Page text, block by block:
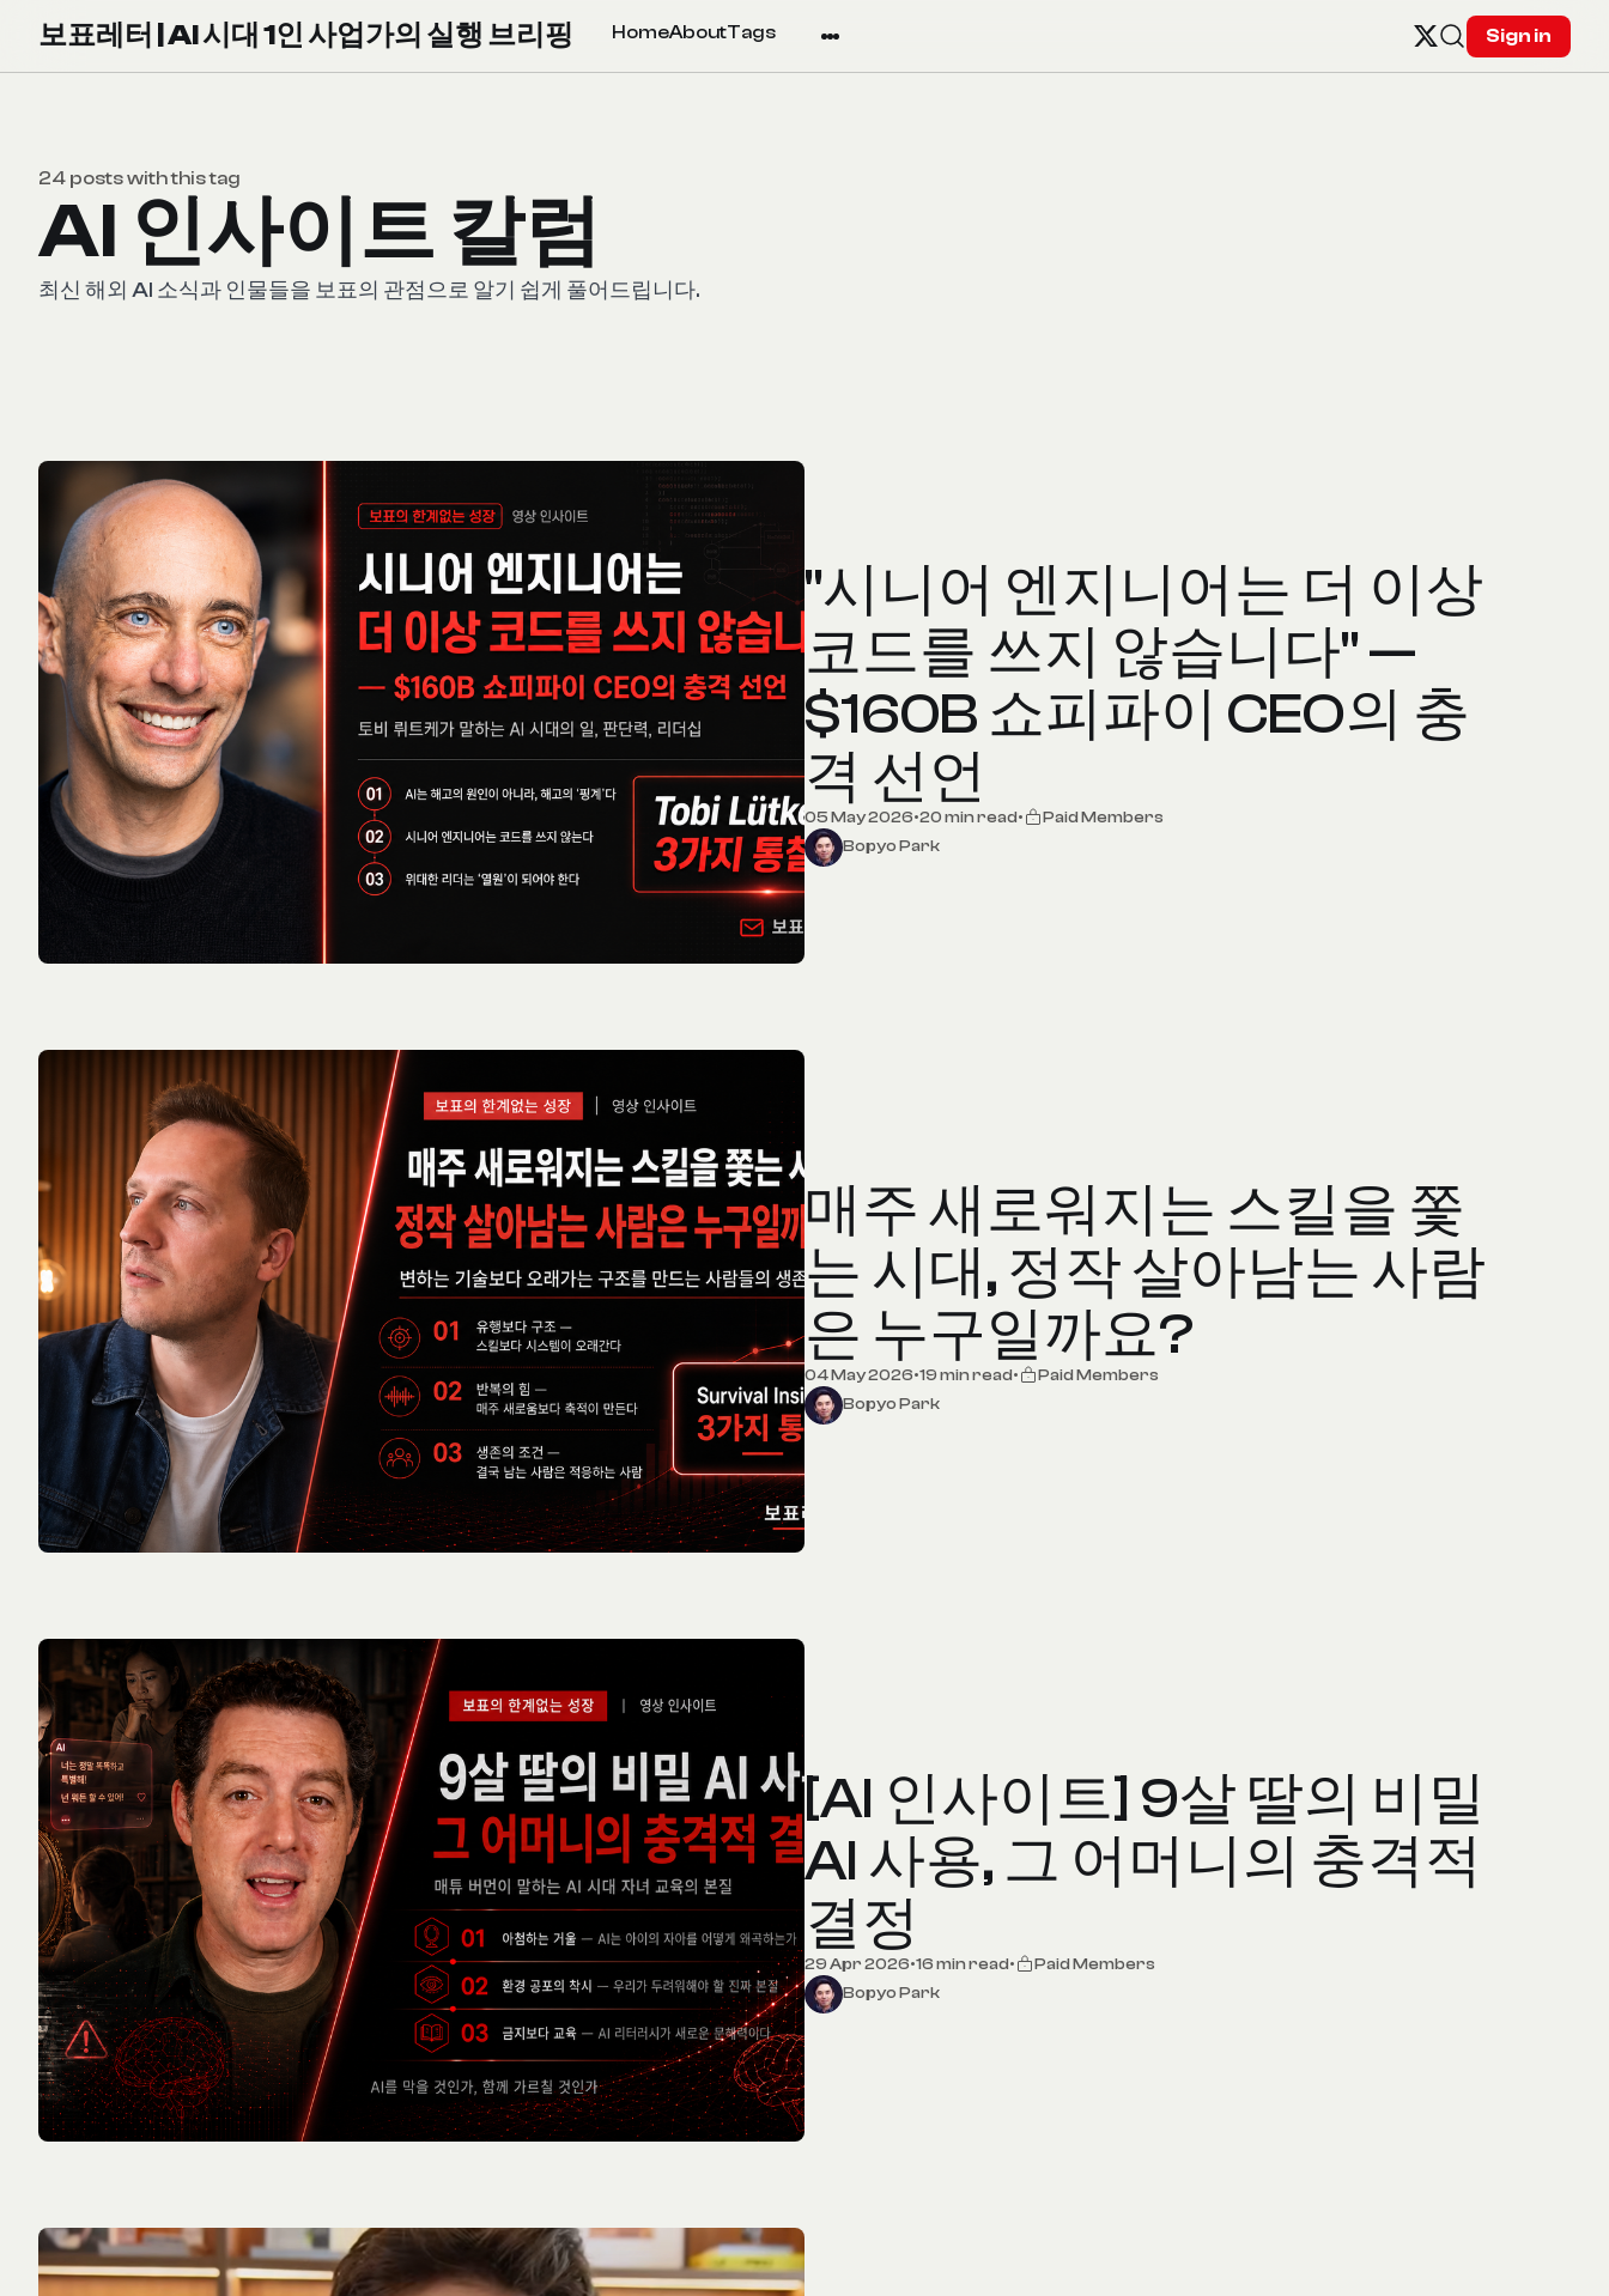
보표레터 | AI 시대 1인 사업가의 실행 브리핑 HomeAboutTags Sign in
24 posts with this tag
AI 인사이트 칼럼
최신 해외 AI 소식과 인물들을 보표의 관점으로 알기 쉽게 풀어드립니다.
"시니어 엔지니어는 더 이상
코드를 쓰지 않습니다" —
$160B 쇼피파이 CEO의 충
격 선언
05 May 2026•20 min read•
Paid Members
Bopyo Park
매주 새로워지는 스킬을 쫓
는 시대, 정작 살아남는 사람
은 누구일까요?
04 May 2026•19 min read•
Paid Members
Bopyo Park
[AI 인사이트] 9살 딸의 비밀
AI 사용, 그 어머니의 충격적
결정
29 Apr 2026•16 min read•
Paid Members
Bopyo Park